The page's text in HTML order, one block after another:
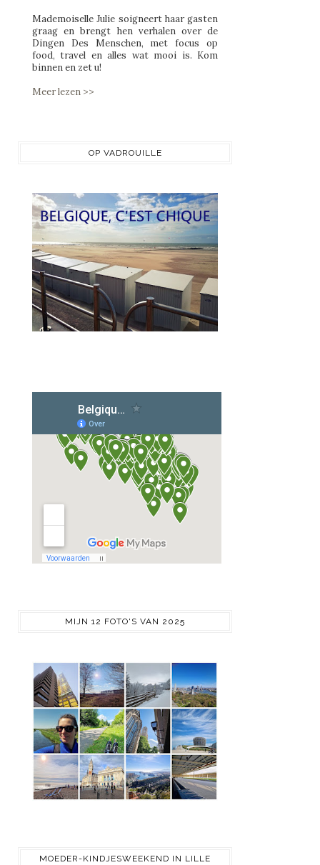
Mademoiselle Julie soigneert haar gasten
graag en brengt hen verhalen over de
Dingen Des Menschen, met focus op
food, travel en alles wat mooi is. Kom
binnen en zet u!
Meer lezen >>
OP VADROUILLE
MIJN 12 FOTO'S VAN 2025
MOEDER-KINDJESWEEKEND IN LILLE